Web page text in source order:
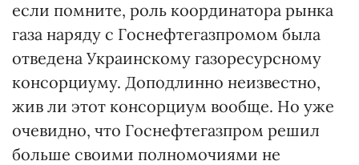
если помните, роль координатора рынка
газа наряду с Госнефтегазпромом была
отведена Украинскому газоресурсному
консорциуму. Доподлинно неизвестно,
жив ли этот консорциум вообще. Но уже
очевидно, что Госнефтегазпром решил
больше своими полномочиями не